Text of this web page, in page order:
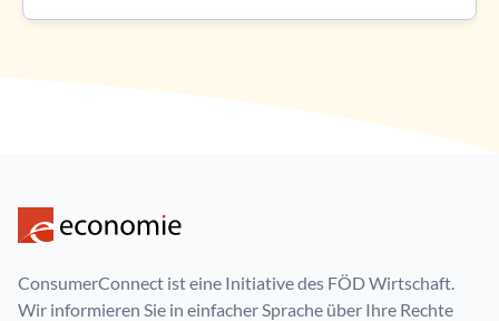
ConsumerConnect ist eine Initiative des FÖD Wirtschaft.
Wir informieren Sie in einfacher Sprache über Ihre Rechte